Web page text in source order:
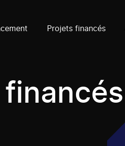
Projets financés
financés